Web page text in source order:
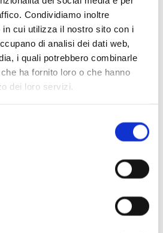
Condividiamo inoltre
in cui utilizza il nostro sito con i
di analisi dei dati web,
i quali potrebbero combinarle
ha fornito loro o che hanno
dei loro servizi.
di più